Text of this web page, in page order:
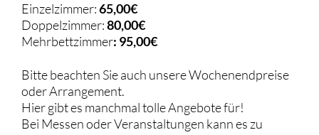
Einzelzimmer:65,00€
Doppelzimmer:80,00€
Mehrbettzimmer: 95,00€
Bitte beachten Sie auch unsere Wochenendpreise
oder Arrangement.
Hier gibt es manchmal tolle Angebote für!
Bei Messen oder Veranstaltungen kann es zu